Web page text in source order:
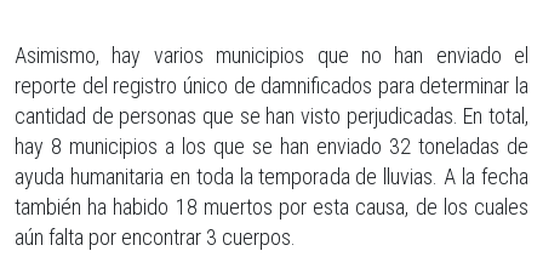
Asimismo, hay varios municipios que no han enviado el
reporte del registro único de damnificados para determinar la
cantidad de personas que se han visto perjudicadas. En total,
hay 8 municipios a los que se han enviado 32 toneladas de
ayuda humanitaria en toda la temporada de lluvias. A la fecha
también ha habido 18 muertos por esta causa, de los cuales
aún falta por encontrar 3 cuerpos.